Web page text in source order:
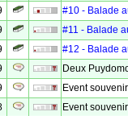
#10 - Balade
#11 - Balade
#12 - Balade
Deux
Event
Event